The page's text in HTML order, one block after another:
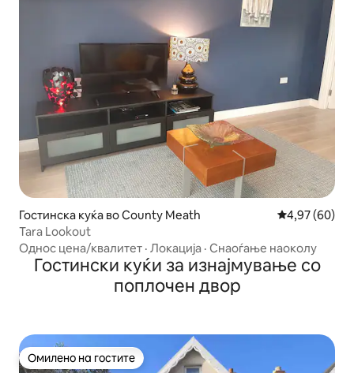
Гостинска куќа во County Meath Просечна
4,97 (60)
Tara Lookout
Однос цена/квалитет · Локација · Снаоѓање наоколу
Гостински куќи за изнајмување со
поплочен двор
Омилено на гостите
Омилено на гостите